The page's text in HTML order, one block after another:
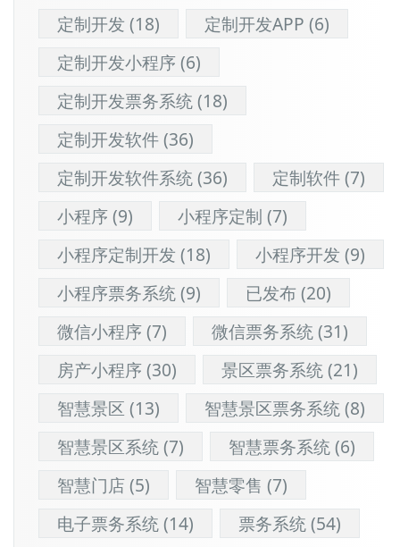
定制开发 (18) 定制开发APP (6)
定制开发小程序(6)
定制开发票务系统(18)
定制开发软件(36)
定制开发软件系统(36) 定制软件(7)
小程序(9) 小程序定制 (7)
小程序定制开发 (18) 小程序开发 (9)
小程序票务系统(9) 已发布(20)
微信小程序(7) 微信票务系统(31)
房产小程序(30) 景区票务系统(21)
智慧景区 (13) 智慧景区票务系统(8)
智慧景区系统(7) 智慧票务系统(6)
智慧门店(5) 智慧零售 (7)
电子票务系统(14) 票务系统(54)